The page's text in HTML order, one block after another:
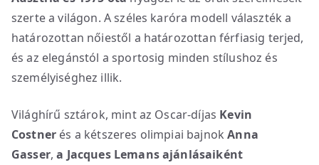
szerte a világon. A széles karóra modell választék a
határozottan nőiestől a határozottan férfiasig terjed,
és az elegánstól a sportosig minden stílushoz és
személyiséghez illik.
Világhírű sztárok, mint az Oscar-díjas Kevin
Costner és a kétszeres olimpiai bajnokAnna
Gasser,a Jacques Lemans ajánlásaiként